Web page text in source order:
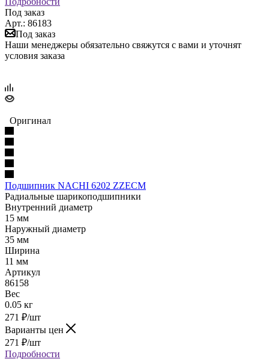
Под заказ
Арт.: 86183
Под заказ
Наши менеджеры обязательно свяжутся с вами и уточнят
условия заказа
Оригинал
Подшипник NACHI 6202 ZZECM
Радиальные шарикоподшипники
Внутренний диаметр
15 мм
Наружный диаметр
35 мм
Ширина
11 мм
Артикул
86158
Вес
0.05 кг
271 ₽/шт
Варианты цен
271 ₽/шт
Подробности